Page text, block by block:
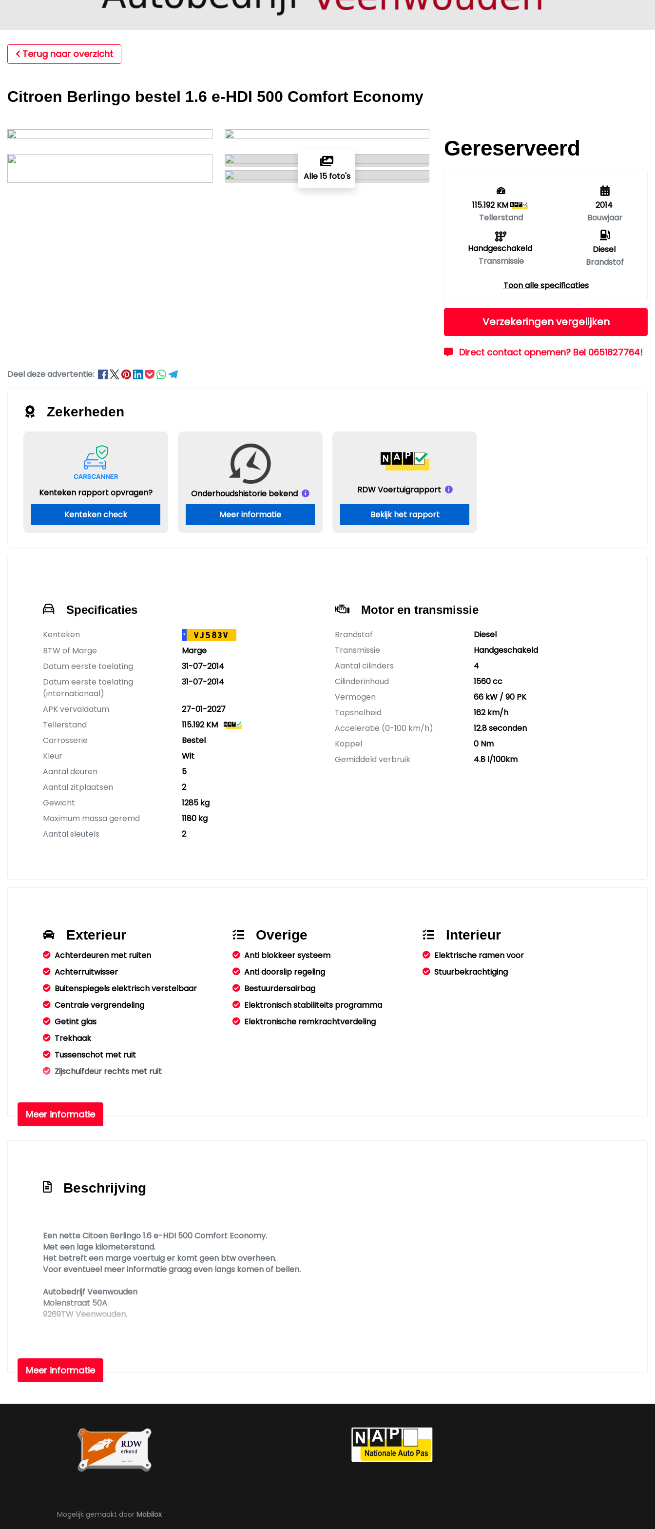
Terug naar overzicht
Citroen Berlingo bestel 1.6 e-HDI 500 Comfort Economy
Alle 15 foto's
Gereserveerd
115.192 KM
Tellerstand
Handgeschakeld
Transmissie
2014
Bouwjaar
Diesel
Brandstof
Toon alle specificaties
Verzekeringen vergelijken
Direct contact opnemen? Bel 0651827764!
Deel deze advertentie:
Zekerheden
Kenteken rapport opvragen?
Kenteken check
Onderhoudshistorie bekend
Meer informatie
RDW Voertuigrapport
Bekijk het rapport
Specificaties
Kenteken NL VJ583V
BTW of Marge
Marge
Datum eerste toelating
31-07-2014
Datum eerste toelating
(internationaal)
31-07-2014
APK vervaldatum
27-01-2027
Tellerstand
115.192 KM
Carrosserie
Bestel
Kleur
Wit
Aantal deuren
5
Aantal zitplaatsen
2
Gewicht
1285 kg
Maximum massa geremd
1180 kg
Aantal sleutels
2
Motor en transmissie
Brandstof
Diesel
Transmissie
Handgeschakeld
Aantal cilinders
4
Cilinderinhoud
1560 cc
Vermogen
66 kW / 90 PK
Topsnelheid
162 km/h
Acceleratie (0-100 km/h)
12.8 seconden
Koppel
0 Nm
Gemiddeld verbruik
4.8 l/100km
Exterieur
Achterdeuren met ruiten
Achterruitwisser
Buitenspiegels elektrisch verstelbaar
Centrale vergrendeling
Getint glas
Trekhaak
Tussenschot met ruit
Zijschuifdeur rechts met ruit
Overige
Anti blokkeer systeem
Anti doorslip regeling
Bestuurdersairbag
Elektronisch stabiliteits programma
Elektronische remkrachtverdeling
Interieur
Elektrische ramen voor
Stuurbekrachtiging
Meer informatie
Beschrijving
Een nette Citoen Berlingo 1.6 e-HDI 500 Comfort Economy.
Met een lage kilometerstand.
Het betreft een marge voertuig er komt geen btw overheen.
Voor eventueel meer informatie graag even langs komen of bellen.
Autobedrijf Veenwouden
Molenstraat 50A
9269TW Veenwouden.
Meer informatie
Mogelijk gemaakt door Mobilox